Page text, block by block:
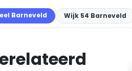
Barneveld Wijk 54 Barneveld